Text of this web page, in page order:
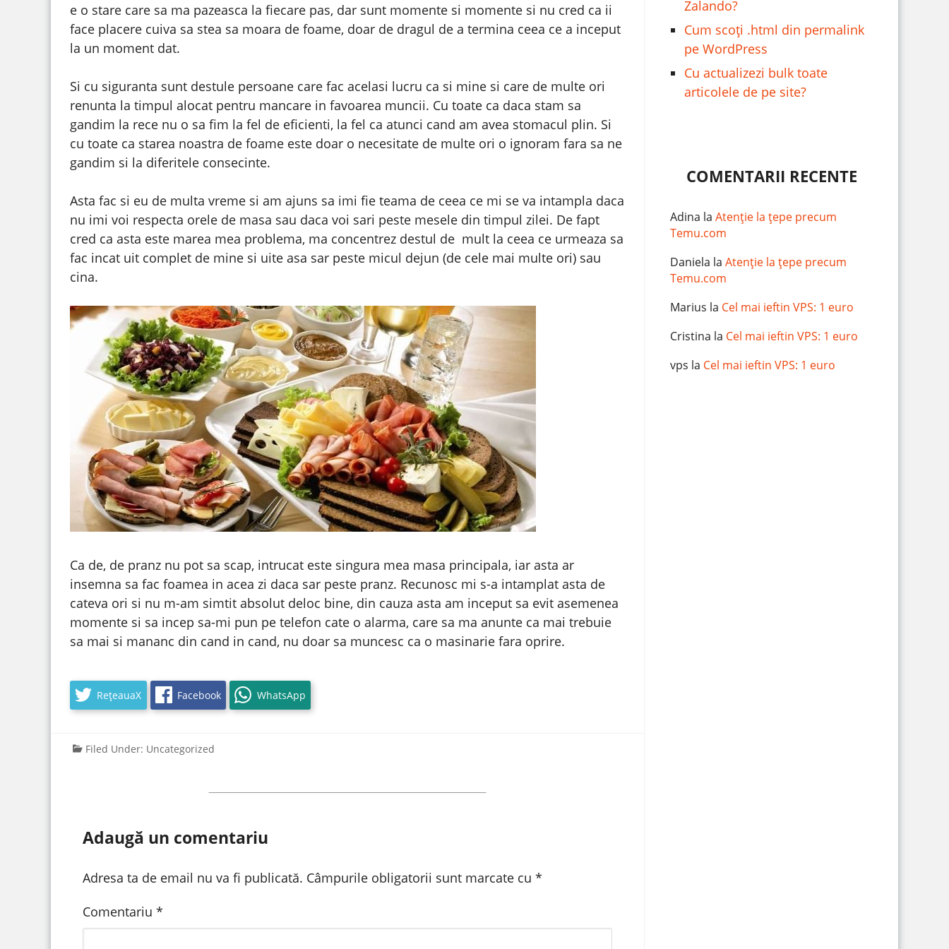
e o stare care sa ma pazeasca la fiecare pas, dar sunt momente si momente si nu cred ca ii
face placere cuiva sa stea sa moara de foame, doar de dragul de a termina ceea ce a inceput
la un moment dat.
Si cu siguranta sunt destule persoane care fac acelasi lucru ca si mine si care de multe ori
renunta la timpul alocat pentru mancare in favoarea muncii. Cu toate ca daca stam sa
gandim la rece nu o sa fim la fel de eficienti, la fel ca atunci cand am avea stomacul plin. Si
cu toate ca starea noastra de foame este doar o necesitate de multe ori o ignoram fara sa ne
gandim si la diferitele consecinte.
Asta fac si eu de multa vreme si am ajuns sa imi fie teama de ceea ce mi se va intampla daca
nu imi voi respecta orele de masa sau daca voi sari peste mesele din timpul zilei. De fapt
cred ca asta este marea mea problema, ma concentrez destul de mult la ceea ce urmeaza sa
fac incat uit complet de mine si uite asa sar peste micul dejun (de cele mai multe ori) sau
cina.
Ca de, de pranz nu pot sa scap, intrucat este singura mea masa principala, iar asta ar
insemna sa fac foamea in acea zi daca sar peste pranz. Recunosc mi s-a intamplat asta de
cateva ori si nu m-am simtit absolut deloc bine, din cauza asta am inceput sa evit asemenea
momente si sa incep sa-mi pun pe telefon cate o alarma, care sa ma anunte ca mai trebuie
sa mai si mananc din cand in cand, nu doar sa muncesc ca o masinarie fara oprire.
RețeauaX Facebook WhatsApp
Filed Under: Uncategorized
Adaugă un comentariu
Adresa ta de email nu va fi publicată. Câmpurile obligatorii sunt marcate cu *
Comentariu *
Zalando?
Cum scoți .html din permalink
pe WordPress
Cu actualizezi bulk toate
articolele de pe site?
COMENTARII RECENTE
Adina la Atenție la țepe precum
Temu.com
Daniela la Atenție la țepe precum
Temu.com
Marius la Cel mai ieftin VPS: 1 euro
Cristina la Cel mai ieftin VPS: 1 euro
vps la Cel mai ieftin VPS: 1 euro